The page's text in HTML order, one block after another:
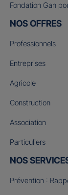
Fondation Gan
NOS OFFRES
Professionnels
Entreprises
Agricole
Construction
Association
Particuliers
NOS
Prévention :